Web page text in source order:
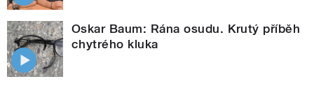
Oskar Baum: Rána osudu. Krutý příběh
chytrého kluka